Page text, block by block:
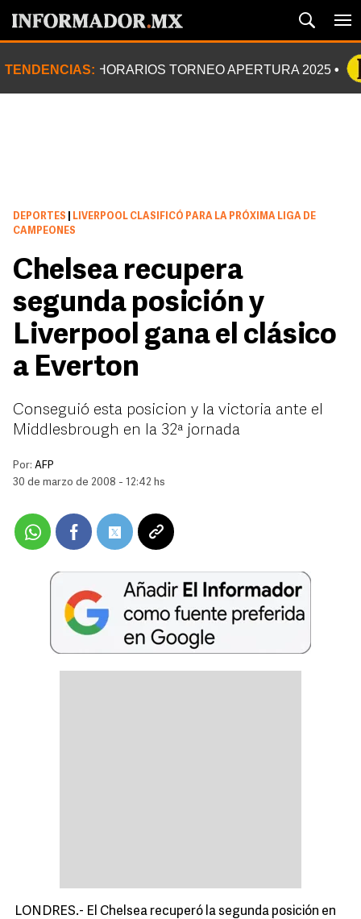
TENDENCIAS: HORARIOS TORNEO APERTURA 2025
DEPORTES
LIVERPOOL CLASIFICÓ PARA LA PRÓXIMA LIGA DE
CAMPEONES
Chelsea recupera
segunda posición y
Liverpool gana el clásico
a Everton
Conseguió esta posicion y la victoria ante el
Middlesbrough en la 32ª jornada
Por: AFP
30 de marzo de 2008 - 12:42 hs
LONDRES.- El Chelsea recuperó la segunda posición en